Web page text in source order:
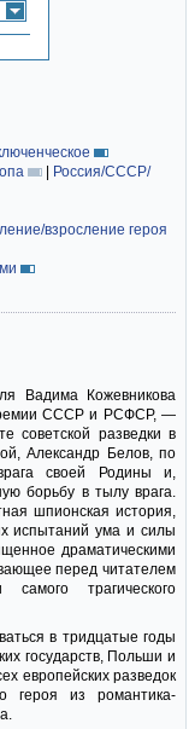
| Россия/СССР/
взросление героя
Вадима Кожевникова
СССР и РСФСР, —
советской разведки в
Александр Белов, по
своей Родины и,
борьбу в тылу врага.
шпионская история,
испытаний ума и силы
драматическими
перед читателем
трагического
в тридцатые годы
государств, Польши и
европейских разведок
героя из романтика-